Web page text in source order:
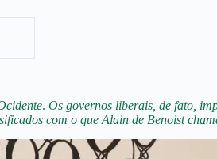
. Os governos liberais, de fato,
com o que Alain de Benoist